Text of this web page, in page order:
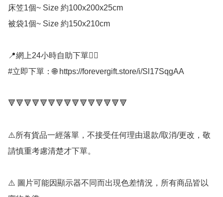
床笠1個~ Size 約100x200x25cm
被袋1個~ Size 約150x210cm
📍網上24小時自助下單👍🏻
#立即下單：🌐 https://forevergift.store/i/Sl17SqgAA
🔻🔻🔻🔻🔻🔻🔻🔻🔻🔻🔻🔻🔻🔻🔻
⚠️所有貨品一經落單，不接受任何理由退款/取消/更改，敬
請慎重考慮清楚才下單。
⚠️ 圖片可能因顯示器不同而出現色差情況，所有商品皆以